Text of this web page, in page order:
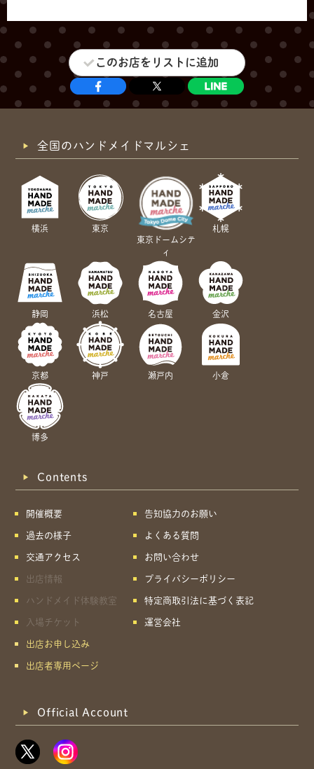
このお店をリストに追加
全国のハンドメイドマルシェ
横浜
東京
東京ドームシテ
ィ
札幌
静岡 浜松 名古屋 金沢
京都 神戸 瀬戸内 小倉
博多
Contents
開催概要
過去の様子
交通アクセス
出店情報
ハンドメイド体験教室
入場チケット
出店お申し込み
出店者専用ページ
告知協力のお願い
よくある質問
お問い合わせ
プライバシーポリシー
特定商取引法に基づく表記
運営会社
Official Account